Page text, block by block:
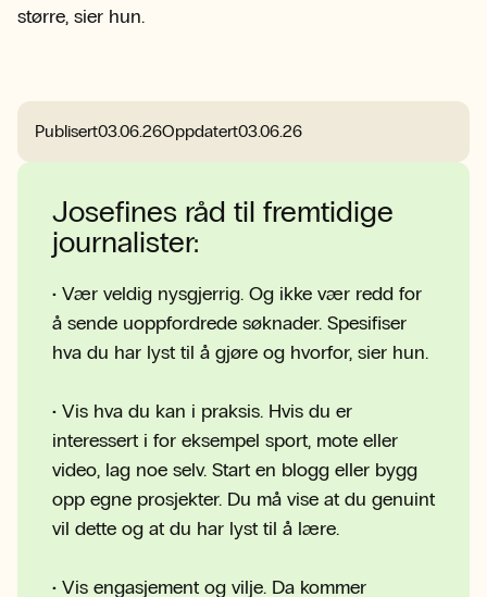
større, sier hun.
Publisert03.06.26Oppdatert03.06.26
Josefines råd til fremtidige
journalister:
• Vær veldig nysgjerrig. Og ikke vær redd for
å sende uoppfordrede søknader. Spesifiser
hva du har lyst til å gjøre og hvorfor, sier hun.
• Vis hva du kan i praksis. Hvis du er
interessert i for eksempel sport, mote eller
video, lag noe selv. Start en blogg eller bygg
opp egne prosjekter. Du må vise at du genuint
vil dette og at du har lyst til å lære.
• Vis engasjement og vilje. Da kommer